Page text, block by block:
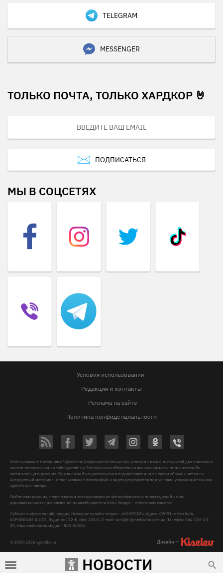
НОВОСТИ
TELEGRAM
MESSENGER
ТОЛЬКО ПОЧТА, ТОЛЬКО ХАРДКОР 🤘
ПОДПИСАТЬСЯ
МЫ В СОЦСЕТЯХ
Условия использования
Редакция и контакты
Реклама на сайте
Политика конфиденциальности
© 2009-2026 vgorode.ua
Использование материалов Vgorode.ua разрешается только при условии прямой и открытой для поисковых
систем гиперссылки на сайт vgorode.ua. Гиперссылка обязательна вне зависимости от полного либо
частичного цитирования. Она должна быть размещена в подзаголовке или в первом абзаце и вести на
цитируемый материал. Использование фотографий и видео разрешается при условии указания источника
vgorode.ua и автора.
Любое копирование, перепечатка и воспроизведение фотографических произведений и/или
аудиовизуальных произведений правообладателя Getty Images – строго запрещается.
Субъект в сфере онлайн-медиа, Название онлайн-медиа - «VGORODE», Адрес: 02091, місто Київ,
ХАРКІВСЬКЕ ШОСЕ, будинок 172-Б, офіс 208/1, E-mail:sunlight@mediadim.com.ua , Телефон: 044-205-43-
00, Идентификатор медиа - R40-06066
Дизайн —